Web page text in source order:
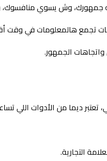
وش يسوي منافسوك،
تجمع هالمعلومات في وقت
تعتبر ديما من الأدوات اللي
التجارية.